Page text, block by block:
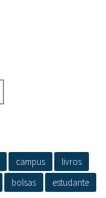
campus
livros
bolsas
estudante